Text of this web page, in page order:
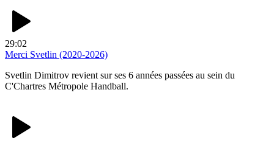
29:02
Merci Svetlin (2020-2026)
Svetlin Dimitrov revient sur ses 6 années passées au sein du
C'Chartres Métropole Handball.